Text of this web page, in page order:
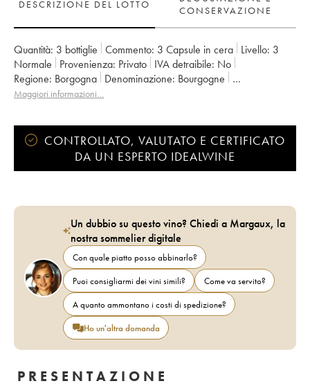
DESCRIZIONE DEL LOTTO
CONSERVAZIONE
Quantità: 3 bottiglie Commento: 3 Capsule in cera Livello: 3
Normale
Provenienza: privato IVA detraibile:
no
Regione:
Borgogna Denominazione:
Bourgogne
Proprietario: Paul Pillot (Domaine)
Maggiori informazioni…
CONTROLLATO, VALUTATO E CERTIFICATO
DA UN ESPERTO IDEALWINE
Un dubbio su questo vino? Chiedi a Margaux, la
nostra sommelier digitale
Con quale piatto posso abbinarlo?
Puoi consigliarmi dei vini simili?
Come va servito?
A quanto ammontano i costi di spedizione?
Ho un'altra domanda
PRESENTAZIONE